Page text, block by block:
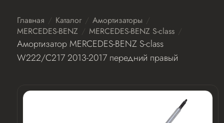
Главная Каталог
Амортизаторы
MERCEDES-BENZ
MERCEDES-BENZ S-class
Амортизатор MERCEDES-BENZ S-class
W222/C217 2013-2017 передний правый